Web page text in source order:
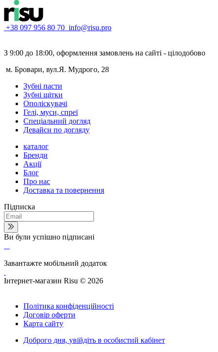
+38 097 956 80 70 info@risu.pro
З 9:00 до 18:00, оформлення замовлень на сайті - цілодобово
м. Бровари, вул.Я. Мудрого, 28
Зубні пасти
Зубні щітки
Ополіскувачі
Гелі, муси, спреї
Спеціальний догляд
Девайси по догляду
каталог
Бренди
Акції
Блог
Про нас
Доставка та повернення
Підписка
Ви були успішно підписані
Завантажте мобільний додаток
Інтернет-магазин Risu © 2026
Політика конфіденційності
Договір оферти
Карта сайту
Доброго дня, увійдіть в особистий кабінет